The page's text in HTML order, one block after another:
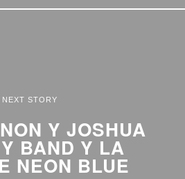
NEXT STORY
Y JOSHUA
BAND Y LA
NEON BLUE